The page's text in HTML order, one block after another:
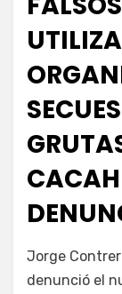
Jorge
denunció el